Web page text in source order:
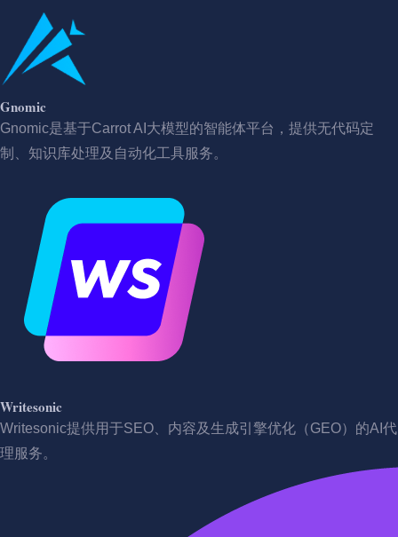
Gnomic
Gnomic是基于Carrot AI大模型的智能体平台，提供无代码定
制、知识库处理及自动化工具服务。
Writesonic
Writesonic提供用于SEO、内容及生成引擎优化（GEO）的AI代
理服务。